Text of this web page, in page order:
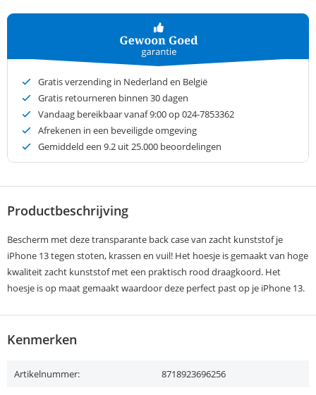
Gratis verzending in Nederland en België
Gratis retourneren binnen 30 dagen
Vandaag bereikbaar vanaf 9:00 op 024-7853362
Afrekenen in een beveiligde omgeving
Gemiddeld een 9.2 uit 25.000 beoordelingen
Productbeschrijving
Bescherm met deze transparante back case van zacht kunststof je
iPhone 13 tegen stoten, krassen en vuil! Het hoesje is gemaakt van hoge
kwaliteit zacht kunststof met een praktisch rood draagkoord. Het
hoesje is op maat gemaakt waardoor deze perfect past op je iPhone 13.
Kenmerken
Artikelnummer: 8718923696256